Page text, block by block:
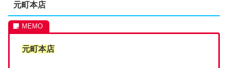
元町本店
元町本店